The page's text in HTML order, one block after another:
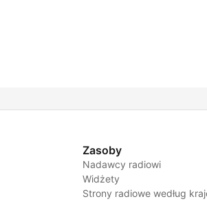
Zasoby
Nadawcy radiowi
Widżety
Strony radiowe według